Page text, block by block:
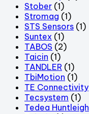
Stober (1)
Stromag (1)
STS Sensors (1)
Suntex (1)
TABOS (2)
Taicin (1)
TANDLER (1)
TbiMotion (1)
TE Connectivity
Tecsystem (1)
Tedea Huntleigh